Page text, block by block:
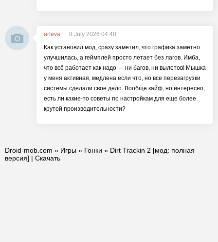
arteva
8 July 2026 04:40
Как установил мод, сразу заметил, что графика заметно
улучшилась, а геймплей просто летает без лагов. Имба,
что всё работает как надо — ни багов, ни вылетов! Мышка
у меня активная, медлена если что, но все перезагрузки
системы сделали свое дело. Вообще кайф, но интересно,
есть ли какие-то советы по настройкам для еще более
крутой производительности?
Droid-mob.com » Игры » Гонки » Dirt Trackin 2 [мод: полная
версия] | Скачать